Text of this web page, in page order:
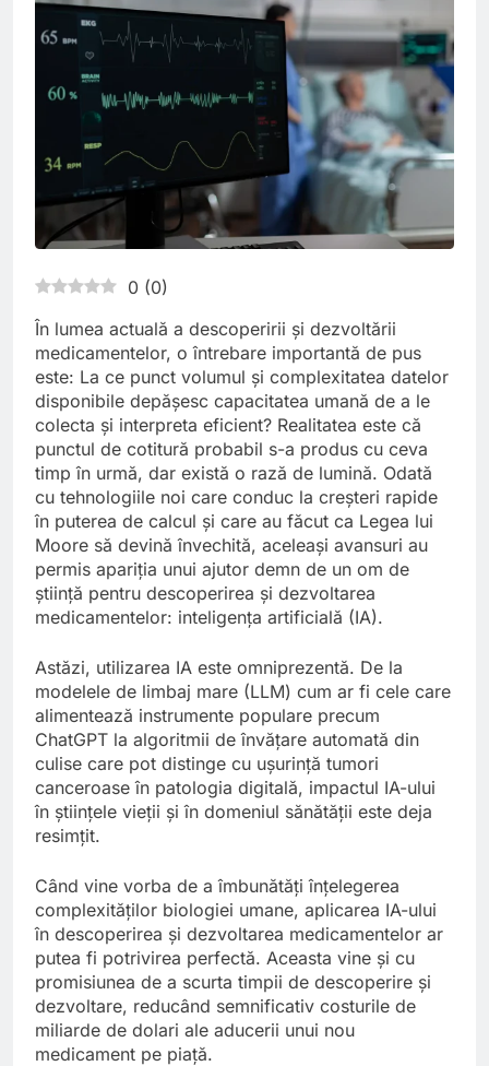
0 (0)
În lumea actuală a descoperirii și dezvoltării
medicamentelor, o întrebare importantă de pus
este: La ce punct volumul și complexitatea datelor
disponibile depășesc capacitatea umană de a le
colecta și interpreta eficient? Realitatea este că
punctul de cotitură probabil s-a produs cu ceva
timp în urmă, dar există o rază de lumină. Odată
cu tehnologiile noi care conduc la creșteri rapide
în puterea de calcul și care au făcut ca Legea lui
Moore să devină învechită, aceleași avansuri au
permis apariția unui ajutor demn de un om de
știință pentru descoperirea și dezvoltarea
medicamentelor: inteligența artificială (IA).
Astăzi, utilizarea IA este omniprezentă. De la
modelele de limbaj mare (LLM) cum ar fi cele care
alimentează instrumente populare precum
ChatGPT la algoritmii de învățare automată din
culise care pot distinge cu ușurință tumori
canceroase în patologia digitală, impactul IA-ului
în științele vieții și în domeniul sănătății este deja
resimțit.
Când vine vorba de a îmbunătăți înțelegerea
complexităților biologiei umane, aplicarea IA-ului
în descoperirea și dezvoltarea medicamentelor ar
putea fi potrivirea perfectă. Aceasta vine și cu
promisiunea de a scurta timpii de descoperire și
dezvoltare, reducând semnificativ costurile de
miliarde de dolari ale aducerii unui nou
medicament pe piață.